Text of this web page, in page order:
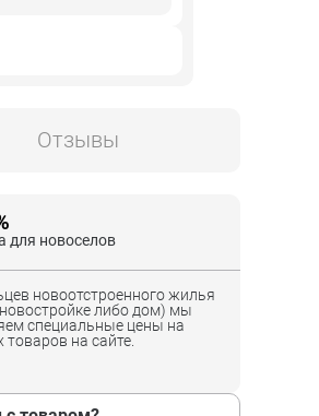
Отзывы
для новоселов
новоотстроенного жилья
либо дом) мы
специальные цены на
товаров на сайте.